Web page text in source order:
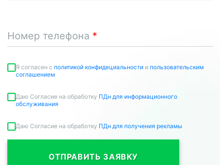
Номер телефона
Я согласен c политикой конфидециальности и пользовательским
соглашением
Даю Согласие на обработку ПДн для информационного
обслуживания
Даю Согласие на обработку ПДн для получения рекламы
ОТПРАВИТЬ ЗАЯВКУ